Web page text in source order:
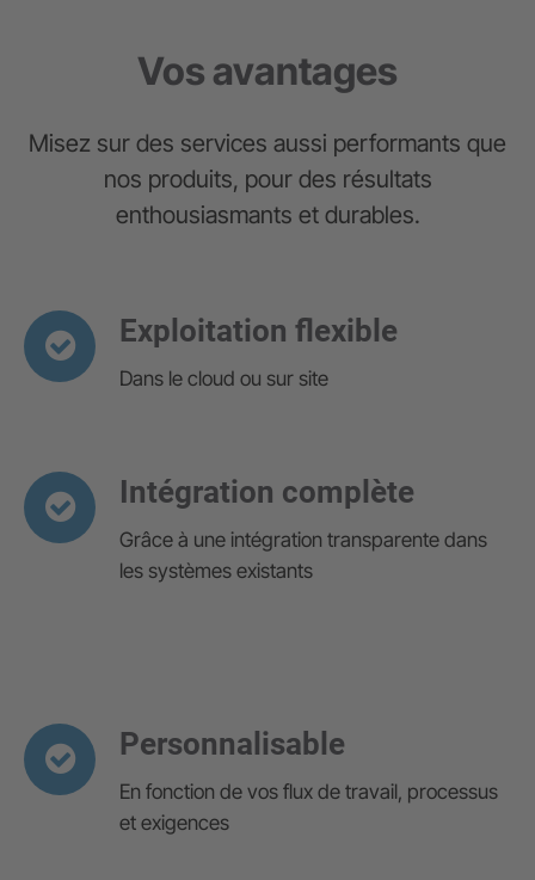
Vos avantages
Misez sur des services aussi performants que
nos produits, pour des résultats
enthousiasmants et durables.
Exploitation flexible
Dans le cloud ou sur site
Intégration complète
Grâce à une intégration transparente dans
les systèmes existants
Personnalisable
En fonction de vos flux de travail, processus
et exigences